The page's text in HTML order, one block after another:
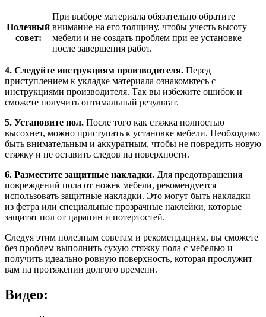
Полезный
совет:
При выборе материала обязательно обратите
внимание на его толщину, чтобы учесть высоту
мебели и не создать проблем при ее установке
после завершения работ.
4. Следуйте инструкциям производителя. Перед
приступлением к укладке материала ознакомьтесь с
инструкциями производителя. Так вы избежите ошибок и
сможете получить оптимальный результат.
5. Установите пол. После того как стяжка полностью
высохнет, можно приступать к установке мебели. Необходимо
быть внимательным и аккуратным, чтобы не повредить новую
стяжку и не оставить следов на поверхности.
6. Разместите защитные накладки. Для предотвращения
повреждений пола от ножек мебели, рекомендуется
использовать защитные накладки. Это могут быть накладки
из фетра или специальные прозрачные наклейки, которые
защитят пол от царапин и потертостей.
Следуя этим полезным советам и рекомендациям, вы сможете
без проблем выполнить сухую стяжку пола с мебелью и
получить идеально ровную поверхность, которая прослужит
вам на протяжении долгого времени.
Видео: